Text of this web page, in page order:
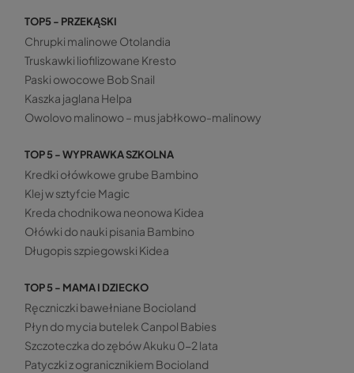
TOP5 - PRZEKĄSKI
Chrupki malinowe Otolandia
Truskawki liofilizowane Kresto
Paski owocowe Bob Snail
Kaszka jaglana Helpa
Owolovo malinowo – mus jabłkowo-malinowy
TOP 5 - WYPRAWKA SZKOLNA
Kredki ołówkowe grube Bambino
Klej w sztyfcie Magic
Kreda chodnikowa neonowa Kidea
Ołówki do nauki pisania Bambino
Długopis szpiegowski Kidea
TOP 5 - MAMA I DZIECKO
Ręczniczki bawełniane Bocioland
Płyn do mycia butelek Canpol Babies
Szczoteczka do zębów Akuku 0-2 lata
Patyczki z ogranicznikiem Bocioland